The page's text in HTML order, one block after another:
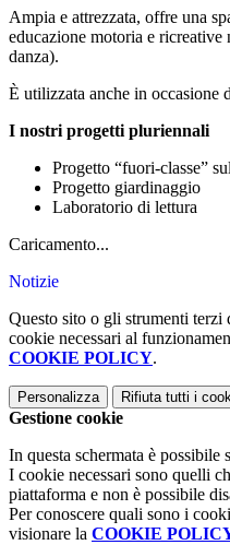
Ampia e attrezzata, offre una
educazione motoria e
danza).
È utilizzata anche in occasione
I nostri progetti pluriennali
Progetto “fuori-classe”
Progetto giardinaggio
Laboratorio di lettura
Caricamento...
Notizie
Questo sito o gli strumenti
cookie necessari al
COOKIE POLICY.
Personalizza Rifiuta tutti i
Gestione cookie
In questa schermata è
I cookie necessari sono quelli
piattaforma e non è possibile
Per conoscere quali sono i
visionare la COOKIE